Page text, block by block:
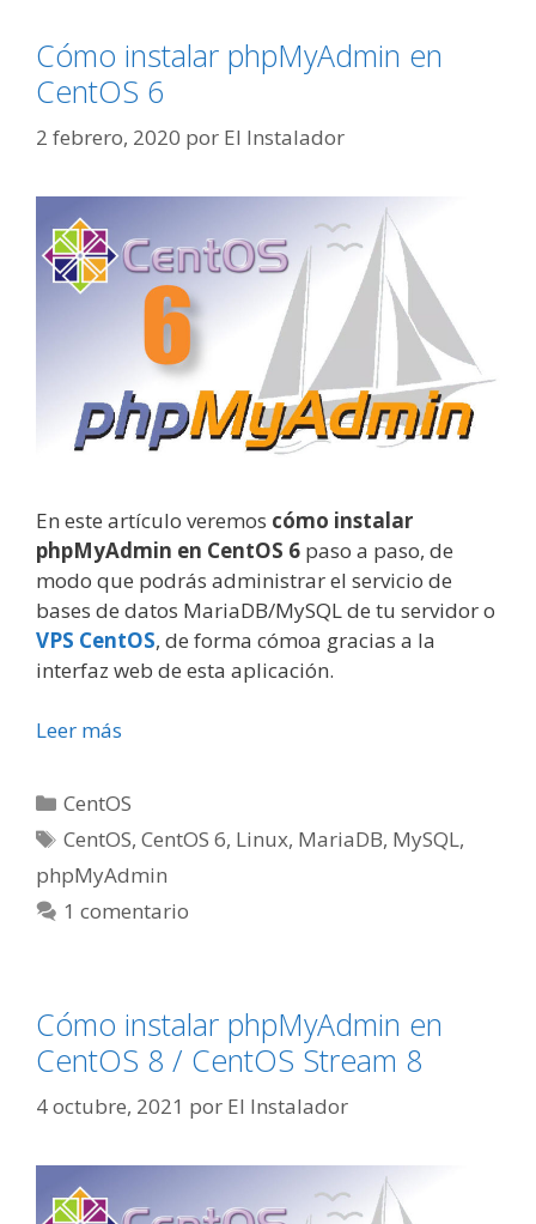
Cómo instalar phpMyAdmin en
CentOS 6
2 febrero, 2020 por El Instalador
En este artículo veremos cómo instalar
phpMyAdmin en CentOS 6 paso a paso, de
modo que podrás administrar el servicio de
bases de datos MariaDB/MySQL de tu servidor o
VPS CentOS, de forma cómoa gracias a la
interfaz web de esta aplicación.
Leer más
Categorías
CentOS
Etiquetas
CentOS,CentOS 6, Linux, MariaDB, MySQL,
phpMyAdmin
1 comentario
Cómo instalar phpMyAdmin en
CentOS 8 / CentOS Stream 8
4 octubre, 2021 por El Instalador